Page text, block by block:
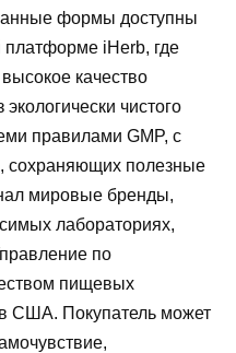
формы доступны
iHerb, где
качество
чистого
правилами GMP, с
сохраняющих полезные
мировые бренды,
лабораториях,
по
пищевых
США. Покупатель может